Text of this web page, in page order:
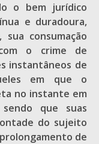
o bem jurídico
e duradoura,
consumação
o crime de
instantâneos de
em que o
no instante em
que suas
do sujeito
de